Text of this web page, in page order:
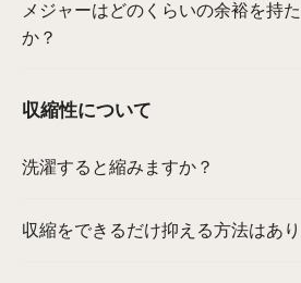
メジャーはどのくらいの余裕を持
か？
収縮性について
洗濯すると縮みますか？
収縮をできるだけ抑える方法はあ